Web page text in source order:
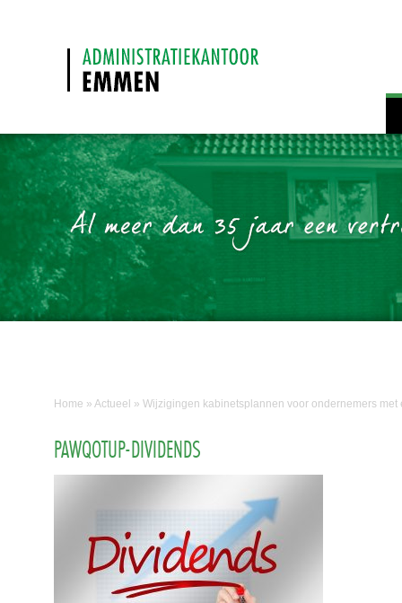
Home » Actueel » Wijzigingen kabinetsplannen voor ondernemers met
PAWQOTUP-DIVIDENDS